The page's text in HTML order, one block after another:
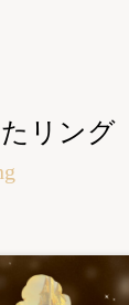
リング